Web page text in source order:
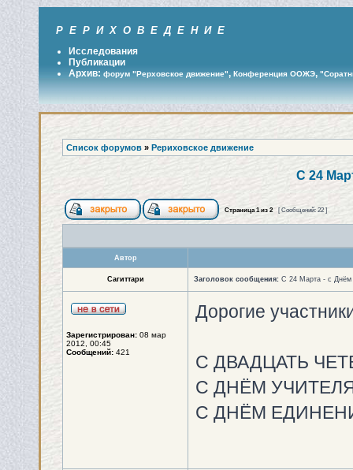
Р Е Р И Х О В Е Д Е Н И Е
Исследования
Публикации
Архив: форум "Рерховское движение", Конференция ООЖЭ,
Список форумов » Рериховское движение
С 24
Страница1из 2 [ Сообщений: 22 ]
Автор
Сагиттари Заголовок сообщения: С 24 Марта - с Днём
Зарегистрирован: 08 мар
2012, 00:45
Сообщений: 421
Дорогие
С ДВАДЦАТЬ
С ДНЁМ
С ДНЁМ